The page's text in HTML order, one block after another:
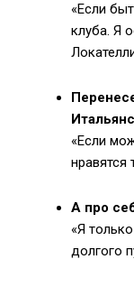
«Если
клуба. Я
«Если
нравятся
А про
«Я
долгого